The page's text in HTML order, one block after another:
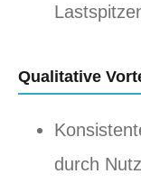
Qualitative
durch